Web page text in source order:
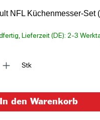
NFL Küchenmesser-Set
Lieferzeit (DE): 2-3
Stk
In den Warenkorb